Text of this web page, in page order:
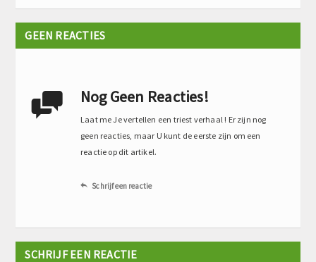
GEEN REACTIES
 Nog Geen Reacties!
Laat me Je vertellen een triest verhaal ! Er zijn nog
geen reacties, maar U kunt de eerste zijn om een
reactie op dit artikel.
 Schrijf een reactie
SCHRIJF EEN REACTIE